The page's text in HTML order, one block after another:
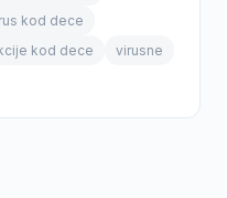
kod dece
kod dece
virusne